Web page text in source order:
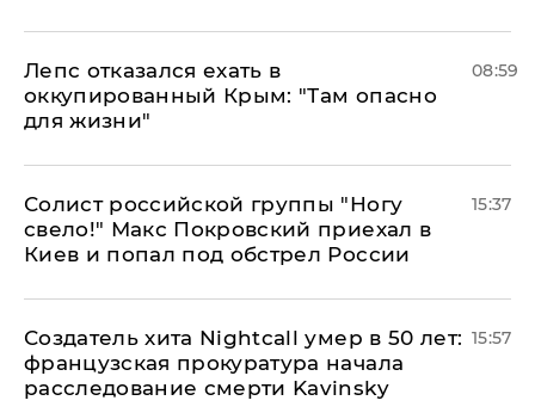
Лепс отказался ехать в
оккупированный Крым: "Там опасно
для жизни"
08:59
Солист российской группы "Ногу
свело!" Макс Покровский приехал в
Киев и попал под обстрел России
15:37
Создатель хита Nightcall умер в 50 лет:
французская прокуратура начала
расследование смерти Kavinsky
15:57